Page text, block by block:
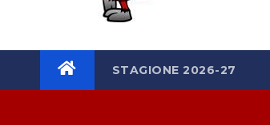
STAGIONE 2026-27